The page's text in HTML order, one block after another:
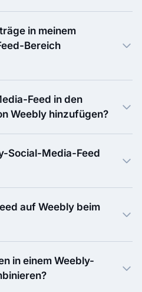
in meinem
Bereich
Feed in den
Weebly hinzufügen?
Social-Media-Feed
auf Weebly beim
in einem Weebly-